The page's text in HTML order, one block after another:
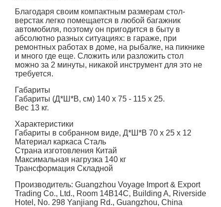
Благодаря своим компактным размерам стол-
верстак легко помещается в любой багажник
автомобиля, поэтому он пригодится в быту в
абсолютно разных ситуациях: в гараже, при
ремонтных работах в доме, на рыбалке, на пикнике
и много где еще. Сложить или разложить стол
можно за 2 минуты, никакой инструмент для это не
требуется.
Габариты
Габариты (Д*Ш*В, см) 140 x 75 - 115 x 25.
Вес 13 кг.
Характеристики
Габариты в собранном виде, Д*Ш*В 70 х 25 х 12
Материал каркаса Сталь
Страна изготовления Китай
Максимальная нагрузка 140 кг
Трансформация Складной
Производитель: Guangzhou Voyage Import & Export
Trading Co., Ltd., Room 14B14C, Building A, Riverside
Hotel, No. 298 Yanjiang Rd., Guangzhou, China